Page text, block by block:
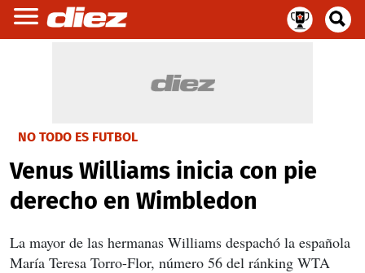
NO TODO ES FUTBOL
Venus Williams inicia con pie
derecho en Wimbledon
La mayor de las hermanas Williams despachó la española
María Teresa Torro-Flor, número 56 del ránking WTA